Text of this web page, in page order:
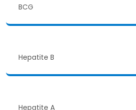
BCG
Hepatite B
Hepatite A